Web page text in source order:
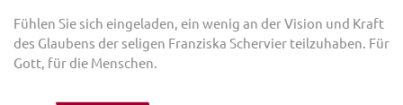
Fühlen Sie sich eingeladen, ein wenig an der Vision und Kraft
des Glaubens der seligen Franziska Schervier teilzuhaben. Für
Gott, für die Menschen.